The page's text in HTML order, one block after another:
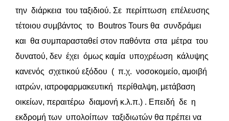
την διάρκεια του ταξιδιού. Σε περίπτωση επέλευσης
τέτοιου συμβάντος το Boutros Tours θα συνδράμει
και θα συμπαρασταθεί στον παθόντα στα μέτρα του
δυνατού, δεν έχει όμως καμία υποχρέωση κάλυψης
κανενός σχετικού εξόδου ( π.χ. νοσοκομείο, αμοιβή
ιατρών, ιατροφαρμακευτική περίθαλψη, μετάβαση
οικείων, περαιτέρω διαμονή κ.λ.π.) . Επειδή δε η
εκδρομή των υπολοίπων ταξιδιωτών θα πρέπει να